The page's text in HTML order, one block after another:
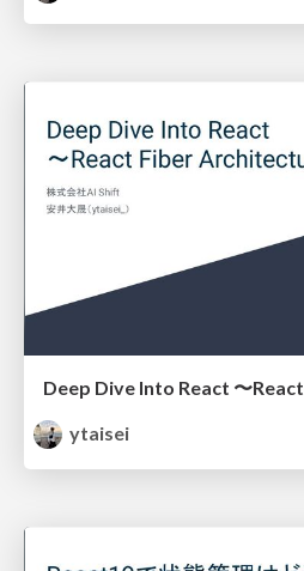
ytaisei